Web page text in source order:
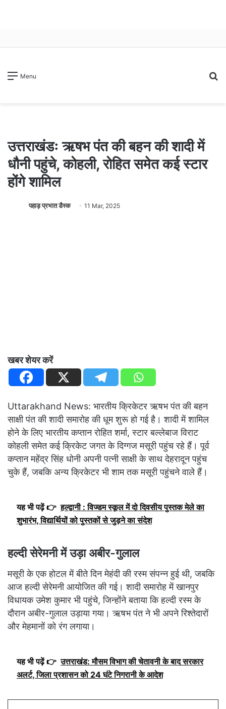
Menu
उत्तराखंडः ऋषभ पंत की बहन की शादी में
धौनी पहुंचे, कोहली, रोहित समेत कई स्टार
होंगे शामिल
पहाड़ प्रभात डैस्क 11 Mar, 2025
खबर शेयर करें
Uttarakhand News: भारतीय क्रिकेटर ऋषभ पंत की बहन
साक्षी पंत की शादी समारोह की धूम शुरू हो गई है। शादी में शामिल
होने के लिए भारतीय कप्तान रोहित शर्मा, स्टार बल्लेबाज विराट
कोहली समेत कई क्रिकेट जगत के दिग्गज मसूरी पहुंच रहे हैं। पूर्व
कप्तान महेंद्र सिंह धोनी अपनी पत्नी साक्षी के साथ देहरादून पहुंच
चुके हैं, जबकि अन्य क्रिकेटर भी शाम तक मसूरी पहुंचने वाले हैं।
यह भी पढ़ें 👉 हल्द्वानी : विज्डम स्कूल में दो दिवसीय पुस्तक मेले का
शुभारंभ, विद्यार्थियों को पुस्तकों से जुड़ने का संदेश
हल्दी सेरेमनी में उड़ा अबीर-गुलाल
मसूरी के एक होटल में बीते दिन मेहंदी की रस्म संपन्न हुई थी, जबकि
आज हल्दी सेरेमनी आयोजित की गई। शादी समारोह में खानपुर
विधायक उमेश कुमार भी पहुंचे, जिन्होंने बताया कि हल्दी रस्म के
दौरान अबीर-गुलाल उड़ाया गया। ऋषभ पंत ने भी अपने रिश्तेदारों
और मेहमानों को रंग लगाया।
यह भी पढ़ें 👉 उत्तराखंड: मौसम विभाग की चेतावनी के बाद सरकार
अलर्ट, जिला प्रशासन को 24 घंटे निगरानी के आदेश